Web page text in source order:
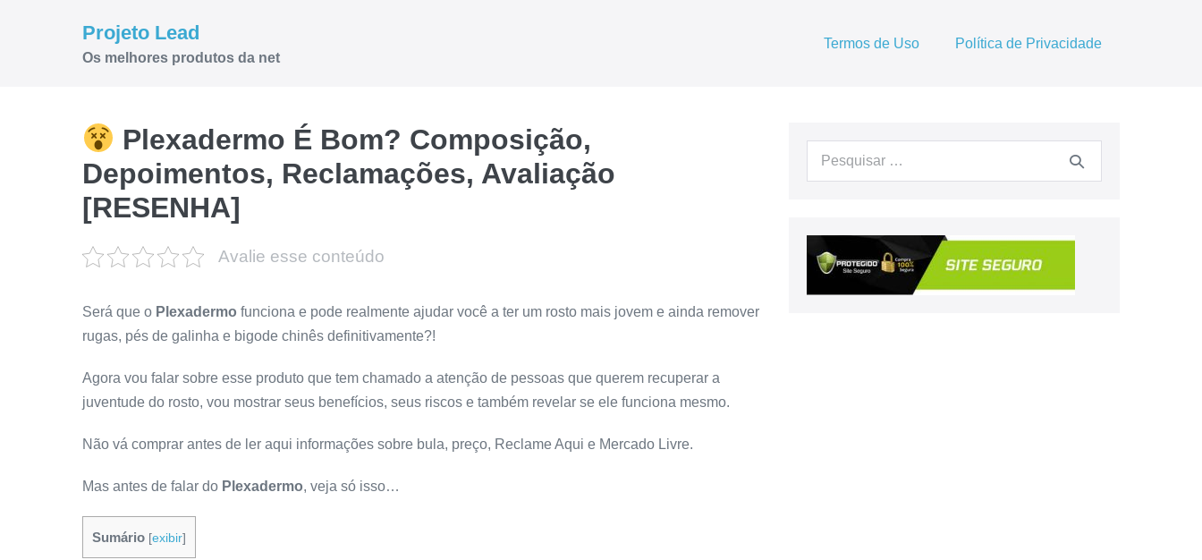
Projeto Lead
Os melhores produtos da net
Termos de Uso Política de Privacidade
Plexadermo É Bom? Composição,
Depoimentos, Reclamações, Avaliação
[RESENHA]
Avalie esse conteúdo
Será que o Plexadermo funciona e pode realmente ajudar você a ter um rosto mais jovem e ainda remover
rugas, pés de galinha e bigode chinês definitivamente?!
Agora vou falar sobre esse produto que tem chamado a atenção de pessoas que querem recuperar a
juventude do rosto, vou mostrar seus benefícios, seus riscos e também revelar se ele funciona mesmo.
Não vá comprar antes de ler aqui informações sobre bula, preço, Reclame Aqui e Mercado Livre.
Mas antes de falar do Plexadermo, veja só isso…
Sumário [exibir]
Procurar: